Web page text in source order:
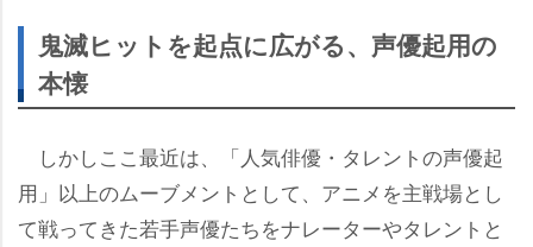
鬼滅ヒットを起点に広がる、声優起用の
本懐
しかしここ最近は、「人気俳優・タレントの声優起
用」以上のムーブメントとして、アニメを主戦場とし
て戦ってきた若手声優たちをナレーターやタレントと